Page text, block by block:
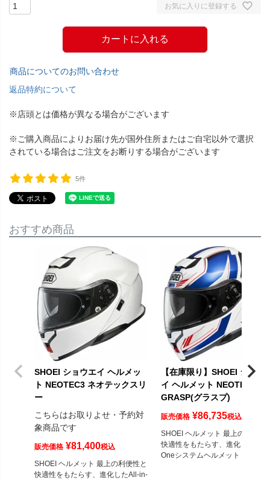
お気に入りに登録する
カートに入れる
商品についてのお問い合わせ
返品特約について
※店頭とは価格が異なる場合がございます
※ご購入商品によりお届け先が国外住所またはご自宅以外で選択
されている場合はご注文をお断りする場合がございます
5件
おすすめ商品
SHOEI ショウエイ ヘルメッ
ト NEOTEC3 ネオテックスリ
ー
こちらはお取りよせ・予約対
象商品です
販売価格 ¥81,400税込
SHOEI ヘルメット 最上の利便性と
快適性をもたらす、進化したAll-in-
【在庫限り】SHOEI ショウ
イ ヘルメット NEOTEC3
GRASP(グラスプ)
販売価格 ¥86,735税込
SHOEI ヘルメット 最上の利便性
快適性をもたらす、進化したAll-
Oneシステムヘルメット